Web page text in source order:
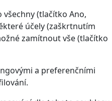
(tlačítko Ano,
účely (zaškrtnutím
zamítnout vše (tlačítko
a preferenčními